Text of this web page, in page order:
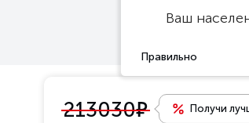
Ваш
213030е Получи